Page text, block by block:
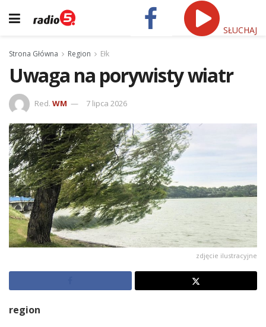
SŁUCHAJ
Strona Główna Region Ełk
Uwaga na porywisty wiatr
Red. WM 7 lipca 2026
zdjęcie ilustracyjne
region